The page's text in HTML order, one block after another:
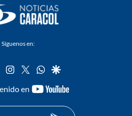
Síguenos en:
tiktok instagram
twitterwhatsapp
google
en
youtube-